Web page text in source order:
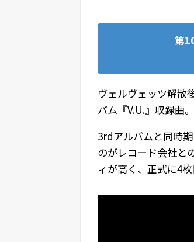
第
ヴェルヴェッツ解散
バム『V.U.』収録曲。
3rdアルバムと同時
のがレコード会社と
ィが高く、正式に4